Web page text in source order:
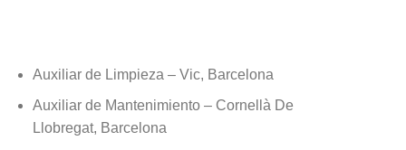
Auxiliar de Limpieza – Vic, Barcelona
Auxiliar de Mantenimiento – Cornellà De
Llobregat, Barcelona